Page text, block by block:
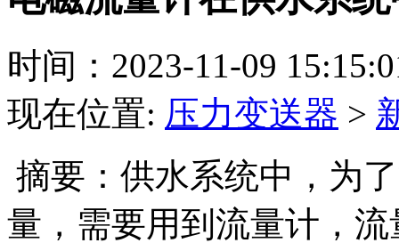
时间：2023-11-09
现在位置: 压力变送器 >
摘要：供水系统中，为
量，需要用到流量计，